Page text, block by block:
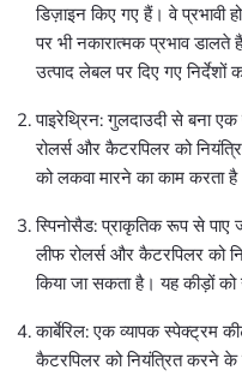
डिज़ाइन किए गए हैं। वे प्रभावी
पर भी नकारात्मक प्रभाव
उत्पाद लेबल पर दिए गए निर्देशों
पाइरेथ्रिन: गुलदाउदी से बना
रोलर्स और कैटरपिलर को
को लकवा मारने का काम करता
स्पिनोसैड: प्राकृतिक रूप से पाए
लीफ रोलर्स और कैटरपिलर को
किया जा सकता है। यह कीड़ों
कार्बेरिल: एक व्यापक स्पेक्ट्रम
कैटरपिलर को नियंत्रित करने के